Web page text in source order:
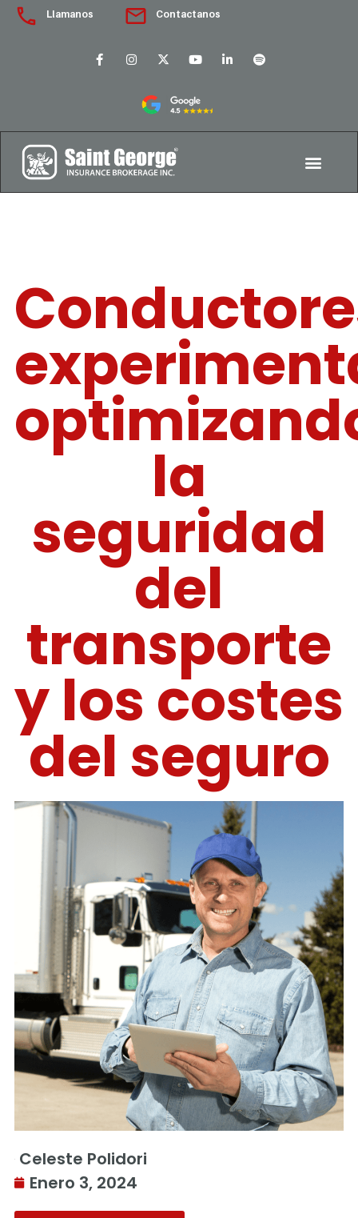
Llamanos Contactanos
la
seguridad
del
transporte
y los costes
del seguro
Celeste Polidori
Enero 3, 2024